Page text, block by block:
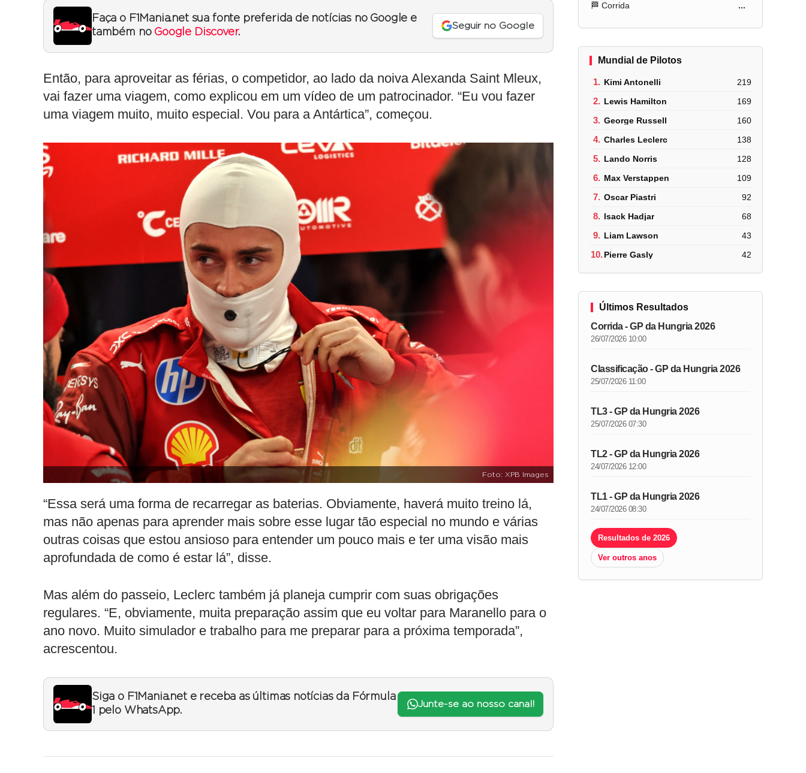
Faça o F1Mania.net sua fonte preferida de notícias no Google e
também no Google Discover.
Seguir no Google
Então, para aproveitar as férias, o competidor, ao lado da noiva Alexanda Saint Mleux,
vai fazer uma viagem, como explicou em um vídeo de um patrocinador. “Eu vou fazer
uma viagem muito, muito especial. Vou para a Antártica”, começou.
Foto: XPB Images
“Essa será uma forma de recarregar as baterias. Obviamente, haverá muito treino lá,
mas não apenas para aprender mais sobre esse lugar tão especial no mundo e várias
outras coisas que estou ansioso para entender um pouco mais e ter uma visão mais
aprofundada de como é estar lá”, disse.
Mas além do passeio, Leclerc também já planeja cumprir com suas obrigações
regulares. “E, obviamente, muita preparação assim que eu voltar para Maranello para o
ano novo. Muito simulador e trabalho para me preparar para a próxima temporada”,
acrescentou.
Siga o F1Mania.net e receba as últimas notícias da Fórmula
1 pelo WhatsApp.
Junte-se ao nosso canal!
🏁 Corrida ...
Mundial de Pilotos
1. Kimi Antonelli 219
2. Lewis Hamilton 169
3. George Russell 160
4. Charles Leclerc 138
5. Lando Norris 128
6. Max Verstappen 109
7. Oscar Piastri 92
8. Isack Hadjar 68
9. Liam Lawson 43
10.Pierre Gasly 42
Últimos Resultados
Corrida - GP da Hungria 2026
26/07/2026 10:00
Classificação - GP da Hungria 2026
25/07/2026 11:00
TL3 - GP da Hungria 2026
25/07/2026 07:30
TL2 - GP da Hungria 2026
24/07/2026 12:00
TL1 - GP da Hungria 2026
24/07/2026 08:30
Resultados de 2026
Ver outros anos